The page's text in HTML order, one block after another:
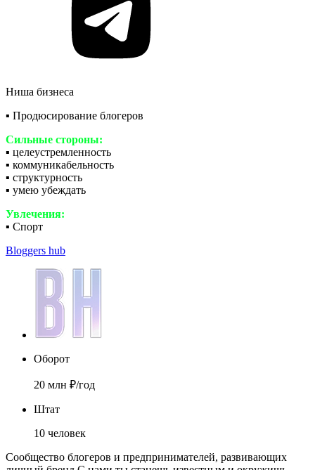
Ниша бизнеса
▪️ Продюсирование блогеров
Сильные стороны:
▪️ целеустремленность
▪️ коммуникабельность
▪️ структурность
▪️ умею убеждать
Увлечения:
▪️ Спорт
Bloggers hub
Оборот
20 млн ₽/год
Штат
10 человек
Сообщество блогеров и предпринимателей, развивающих